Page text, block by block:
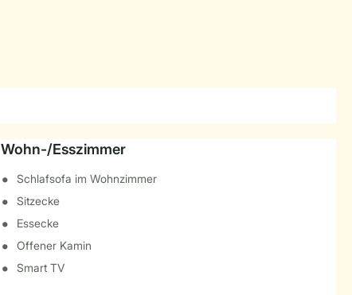
Wohn-/Esszimmer
Schlafsofa im Wohnzimmer
Sitzecke
Essecke
Offener Kamin
Smart TV